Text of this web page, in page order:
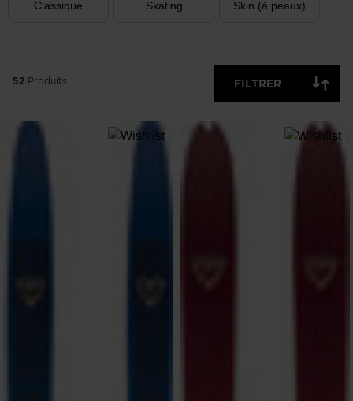
Classique Skating Skin (à peaux)
52 Produits FILTRER